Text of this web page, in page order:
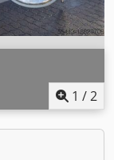
1 /2